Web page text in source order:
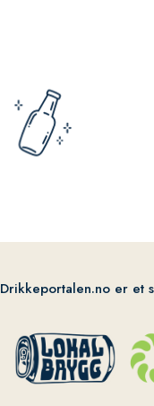
Drikkeportalen.no er et